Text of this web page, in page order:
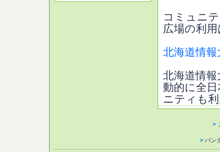
コミュニ
広場の利
北海道情
北海道情
動的に全
ニティも
＞
＞ パン